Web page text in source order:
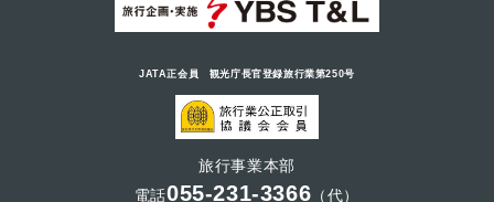
JATA正会員 観光庁長官登録旅行業第250号
旅行事業本部
電話055-231-3366 （代）